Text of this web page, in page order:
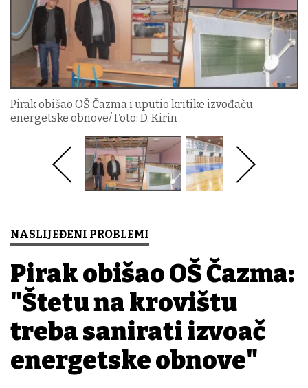
Pirak obišao OŠ Čazma i uputio kritike izvođaču
energetske obnove/ Foto: D. Kirin
NASLIJEĐENI PROBLEMI
Pirak obišao OŠ Čazma:
"Štetu na krovištu
treba sanirati izvođač
energetske obnove"